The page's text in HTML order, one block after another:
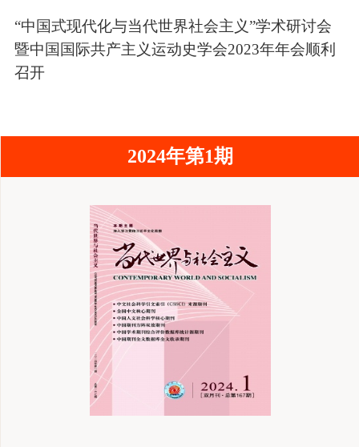
“中国式现代化与当代世界社会主义”学术研讨会
暨中国国际共产主义运动史学会2023年年会顺利
召开
2024年第1期